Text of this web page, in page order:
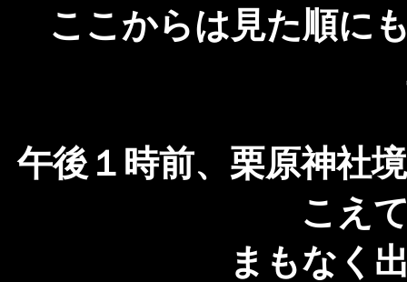
ここからは見た順に
午後１時前、栗原神社
こえ
まもなく